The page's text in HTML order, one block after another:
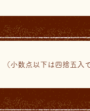
小数点以下は四捨五入